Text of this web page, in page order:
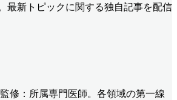
最新トピックに関する独自記事を配信
修：所属専門医師。各領域の第一線